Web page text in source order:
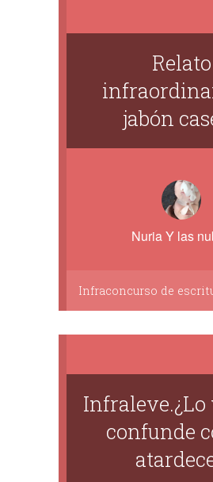
Relato
jabón
Nuria Y las
Infraconcurso de
Infraleve.¿Lo
confunde